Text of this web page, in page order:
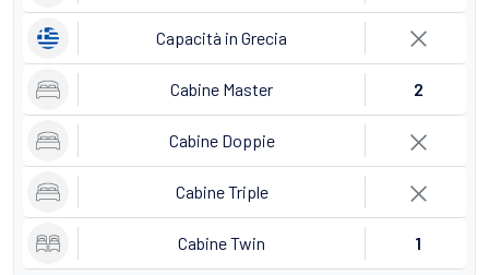
Capacità in Grecia
Cabine Master 2
Cabine Doppie
Cabine Triple
Cabine Twin 1